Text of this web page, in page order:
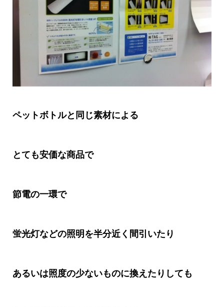
ペットボトルと同じ素材による
とても安価な商品で
節電の一環で
蛍光灯などの照明を半分近く間引いたり
あるいは照度の少ないものに換えたりしても